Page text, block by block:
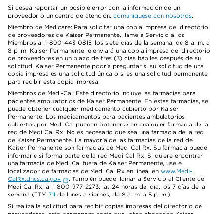
Si desea reportar un posible error con la información de un
proveedor o un centro de atención, comuníquese con nosotros.
Miembro de Medicare: Para solicitar una copia impresa del directorio
de proveedores de Kaiser Permanente, llame a Servicio a los
Miembros al 1-800-443-0815, los siete días de la semana, de 8 a. m. a
8 p. m. Kaiser Permanente le enviará una copia impresa del directorio
de proveedores en un plazo de tres (3) días hábiles después de su
solicitud. Kaiser Permanente podría preguntar si su solicitud de una
copia impresa es una solicitud única o si es una solicitud permanente
para recibir esta copia impresa.
Miembros de Medi-Cal: Este directorio incluye las farmacias para
pacientes ambulatorios de Kaiser Permanente. En estas farmacias, se
puede obtener cualquier medicamento cubierto por Kaiser
Permanente. Los medicamentos para pacientes ambulatorios
cubiertos por Medi Cal pueden obtenerse en cualquier farmacia de la
red de Medi Cal Rx. No es necesario que sea una farmacia de la red
de Kaiser Permanente. La mayoría de las farmacias de la red de
Kaiser Permanente son farmacias de Medi Cal Rx. Su farmacia puede
informarle si forma parte de la red Medi Cal Rx. Si quiere encontrar
una farmacia de Medi Cal fuera de Kaiser Permanente, use el
localizador de farmacias de Medi Cal Rx en línea, en www.Medi-
CalRx.dhcs.ca.gov
. También puede llamar a Servicio al Cliente de
Medi Cal Rx, al 1-800-977-2273, las 24 horas del día, los 7 días de la
semana (TTY 711 de lunes a viernes, de 8 a. m. a 5 p. m.).
Si realiza la solicitud para recibir copias impresas del directorio de